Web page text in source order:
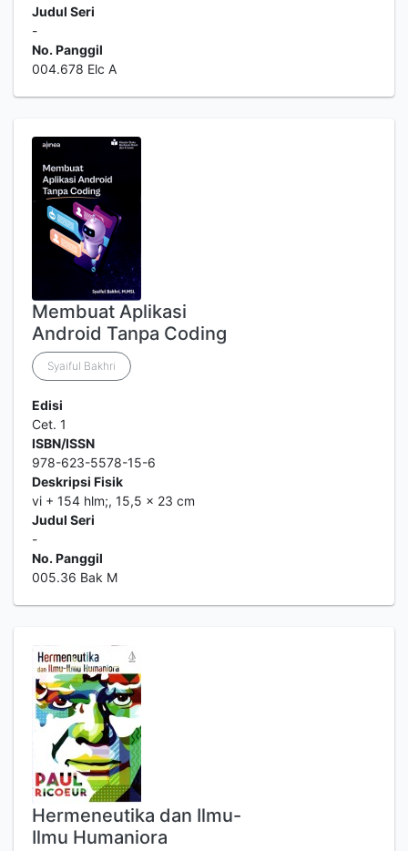
Judul Seri
-
No. Panggil
004.678 Elc A
Membuat Aplikasi
Android Tanpa Coding
Syaiful Bakhri
Edisi
Cet. 1
ISBN/ISSN
978-623-5578-15-6
Deskripsi Fisik
vi + 154 hlm;, 15,5 x 23 cm
Judul Seri
-
No. Panggil
005.36 Bak M
Hermeneutika dan Ilmu-
Ilmu Humaniora